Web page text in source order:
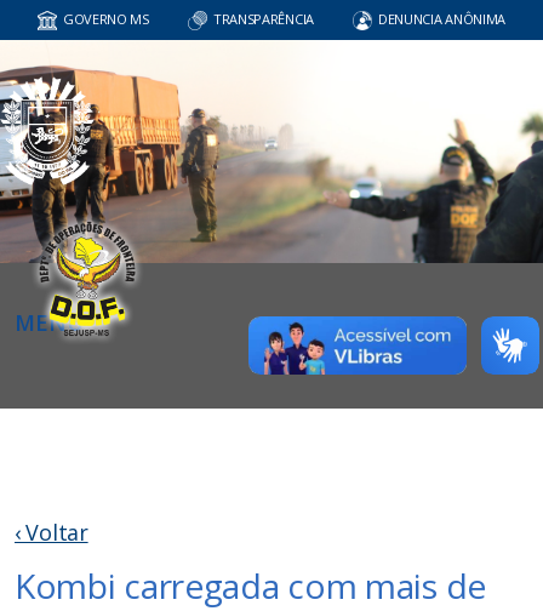
GOVERNO MS TRANSPARÊNCIA DENUNCIA ANÔNIMA
MENU
‹ Voltar
Kombi carregada com mais de